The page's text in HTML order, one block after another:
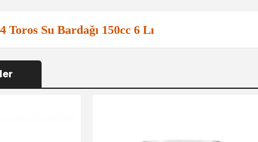
Toros Su Bardağı 150cc 6 Lı